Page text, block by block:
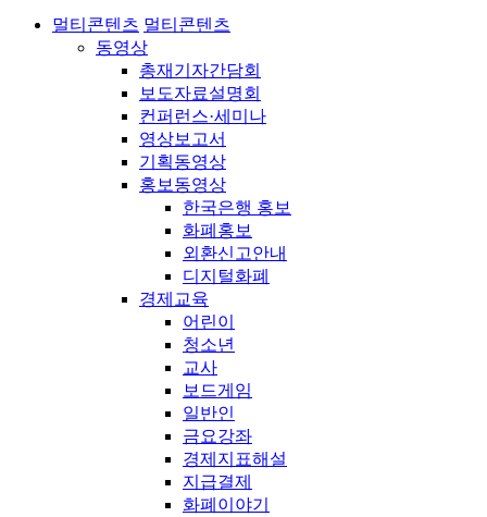
멀티콘텐츠 멀티콘텐츠
동영상
총재기자간담회
보도자료설명회
컨퍼런스·세미나
영상보고서
기획동영상
홍보동영상
한국은행 홍보
화폐홍보
외환신고안내
디지털화폐
경제교육
어린이
청소년
교사
보드게임
일반인
금요강좌
경제지표해설
지급결제
화폐이야기